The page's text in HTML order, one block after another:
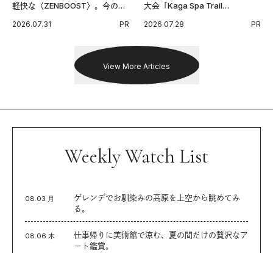
軽快な〈ZENBOOST〉。今の時
出した新機軸。
2026.07.31 PR
大会「Kaga Spa Trail
戦を夢見るランナーたちの奮闘
2026.07.28 PR
View More Articles
Weekly Watch List
08.03 月
ゲレンデでお馴染みの高原を上空から眺めてみ
る。
08.06 木
仕事帰りに美術館で涼む、夏の間だけの贅沢なア
ート鑑賞。